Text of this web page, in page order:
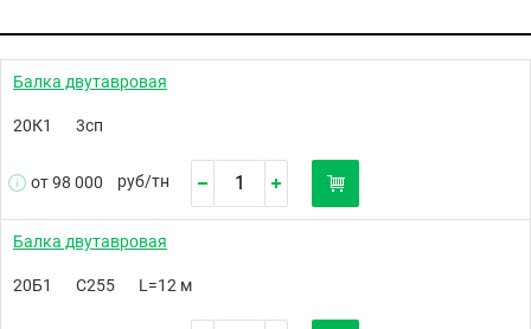
Балка двутавровая
20К1 3сп
от 98 000 руб/тн
Балка двутавровая
20Б1 С255 L=12 м